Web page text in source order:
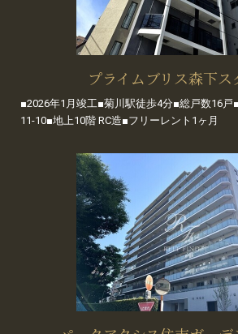
プライムブリス森下ス
■2026年1月竣工■菊川駅徒歩4分■総戸数16戸
11-10■地上10階 RC造■フリーレント1ヶ月